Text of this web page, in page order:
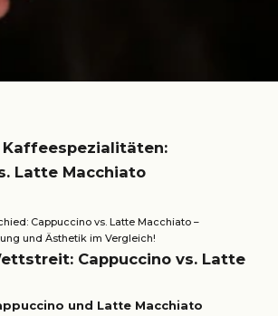
Kaffeespezialitäten:
Latte Macchiato
Cappuccino vs. Latte Macchiato –
und Ästhetik im Vergleich!
Cappuccino vs. Latte
und Latte Macchiato